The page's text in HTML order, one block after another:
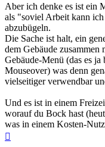
Aber ich denke es ist ein
als "soviel Arbeit kann
abzubügeln.
Die Sache ist halt, ein
dem Gebäude
Gebäude-Menü (das es
Mouseover) was denn
vielseitiger verwendbar
Und es ist in einem
worauf du Bock hast
was in einem Kosten-